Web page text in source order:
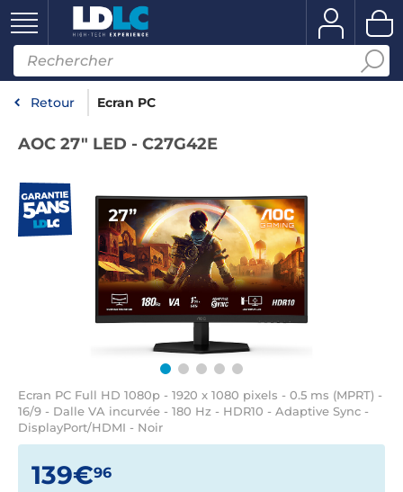
Retour Ecran PC
AOC 27" LED - C27G42E
Ecran PC Full HD 1080p - 1920 x 1080 pixels - 0.5 ms (MPRT) -
16/9 - Dalle VA incurvée - 180 Hz - HDR10 - Adaptive Sync -
DisplayPort/HDMI - Noir
139€96